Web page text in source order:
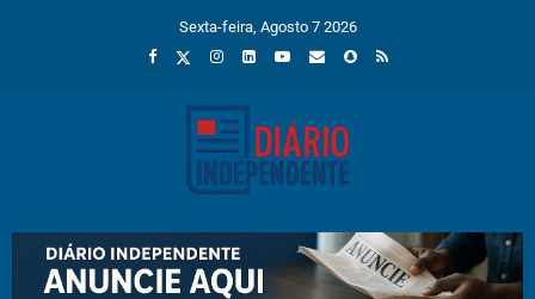
Sexta-feira, Agosto 7 2026